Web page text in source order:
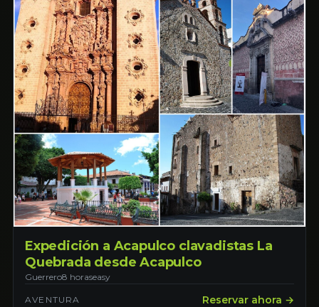
Expedición a Acapulco clavadistas La
Quebrada desde Acapulco
Guerrero8 horaseasy
AVENTURA Reservar ahora →